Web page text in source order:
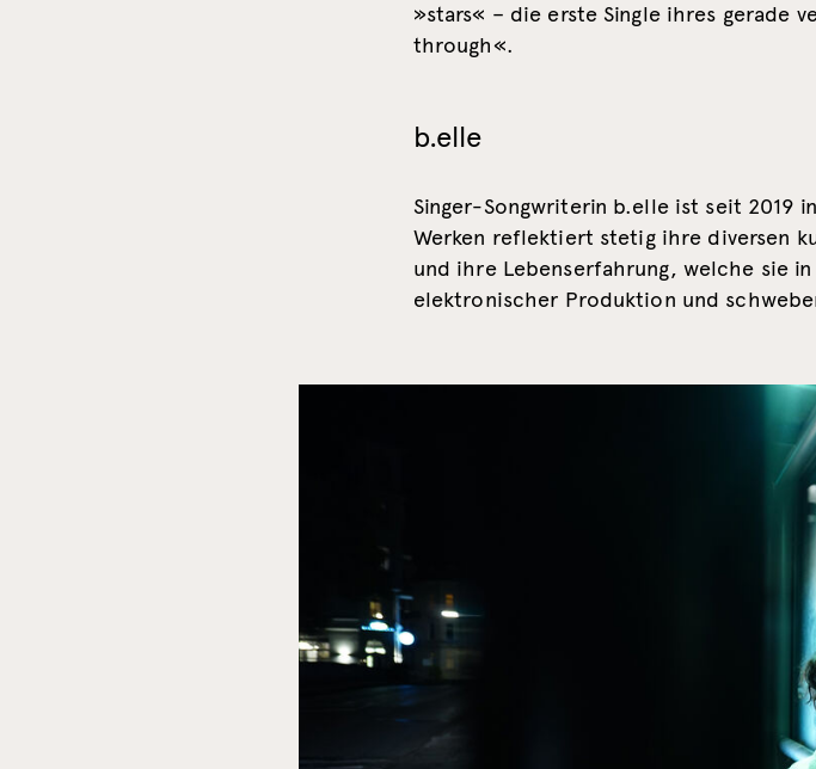
»stars« – die erste Single ihres gerade
through«.
b.elle
Singer-Songwriterin b.elle ist seit 2019
Werken reflektiert stetig ihre diversen
und ihre Lebenserfahrung, welche sie
elektronischer Produktion und